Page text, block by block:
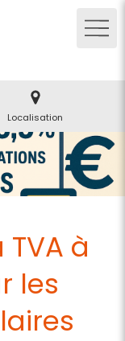
Localisation
à
les